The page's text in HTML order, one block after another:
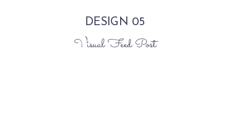
DESIGN 05
Visual Feed Post